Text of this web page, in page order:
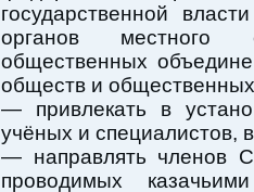
государственной
органов местного
общественных
обществ и
— привлекать в
учёных и специалистов,
— направлять членов
проводимых